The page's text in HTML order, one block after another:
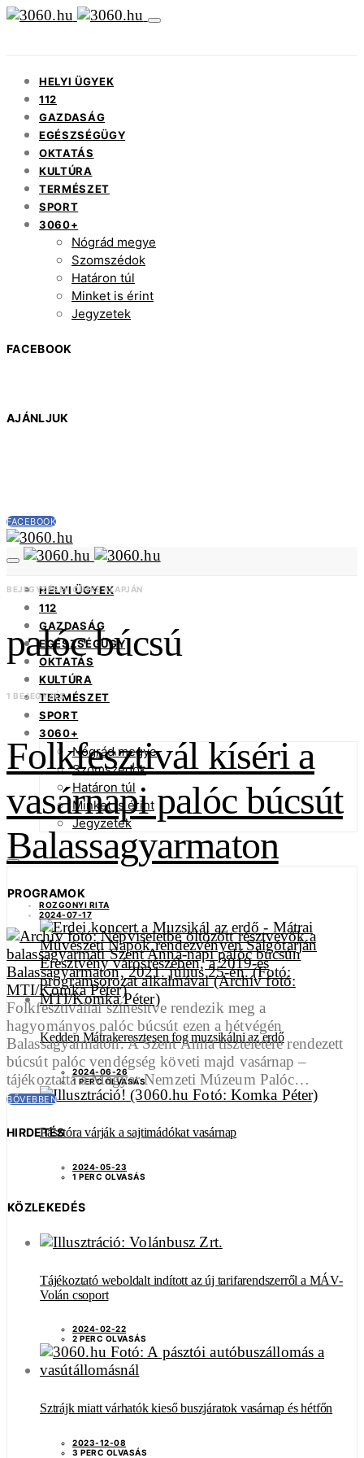
HELYI ÜGYEK
112
GAZDASÁG
EGÉSZSÉGÜGY
OKTATÁS
KULTÚRA
TERMÉSZET
SPORT
3060+
Nógrád megye
Szomszédok
Határon túl
Minket is érint
Jegyzetek
FACEBOOK
AJÁNLJUK
FACEBOOK
HELYI ÜGYEK
112
GAZDASÁG
EGÉSZSÉGÜGY
OKTATÁS
KULTÚRA
TERMÉSZET
SPORT
3060+
Nógrád megye
Szomszédok
Határon túl
Minket is érint
Jegyzetek
PROGRAMOK
Kedden Mátrakeresztesen fog muzsikálni az erdő
2024-06-26
1 PERC OLVASÁS
Pásztóra várják a sajtimádókat vasárnap
2024-05-23
1 PERC OLVASÁS
KÖZLEKEDÉS
Tájékoztató weboldalt indított az új tarifarendszerről a MÁV-
Volán csoport
2024-02-22
2 PERC OLVASÁS
Sztrájk miatt várhatók kieső buszjáratok vasárnap és hétfőn
2023-12-08
3 PERC OLVASÁS
BEJEGYZÉSEK CÍMKE ALAPJÁN
palóc búcsú
1 BEJEGYZÉS
Folkfesztivál kíséri a
vasárnapi palóc búcsút
Balassagyarmaton
ROZGONYI RITA
2024-07-17
Folkfesztivállal színesítve rendezik meg a
hagyományos palóc búcsút ezen a hétvégén
Balassagyarmaton. A Szent Anna tiszteletére rendezett
búcsút palóc vendégség követi majd vasárnap –
tájékoztatta a Magyar Nemzeti Múzeum Palóc…
BŐVEBBEN
HIRDETÉS